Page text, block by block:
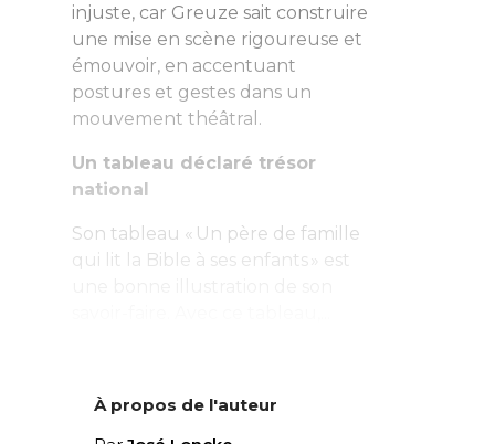
injuste, car Greuze sait construire
une mise en scène rigoureuse et
émouvoir, en accentuant
postures et gestes dans un
mouvement théâtral.
Un tableau déclaré trésor
national
Son tableau « Un père de famille
qui lit la Bible à ses enfants » est
À propos de l'auteur